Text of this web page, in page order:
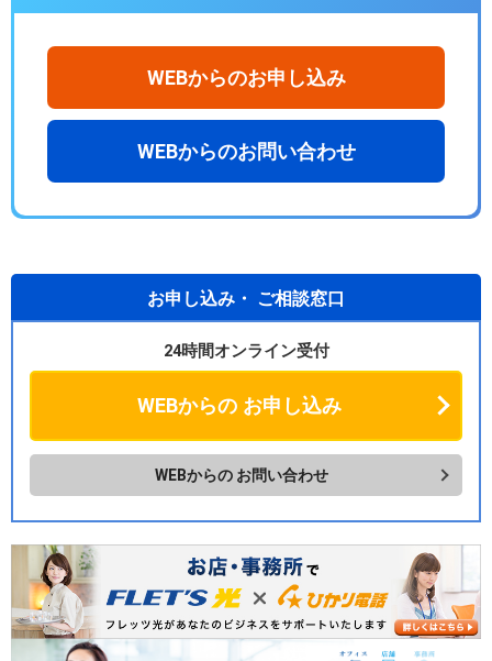
WEBからのお申し込み
WEBからのお問い合わせ
お申し込み・ ご相談窓口
24時間オンライン受付
WEBからのお申し込み
WEBからの お問い合わせ